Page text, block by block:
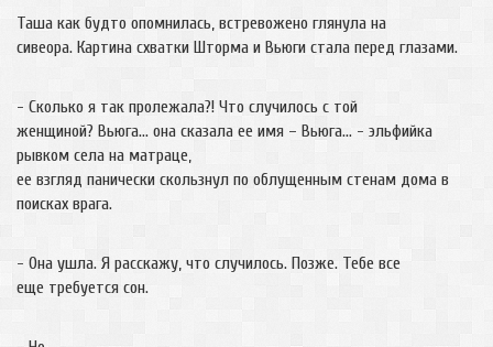
Таша как будто опомнилась, встревожено глянула на
сивеора. Картина схватки Шторма и Вьюги стала перед глазами.
- Сколько я так пролежала?! Что случилось с той
женщиной? Вьюга… она сказала ее имя – Вьюга… - эльфийка
рывком села на матраце,
ее взгляд панически скользнул по облущенным стенам дома в
поисках врага.
- Она ушла. Я расскажу, что случилось. Позже. Тебе все
еще требуется сон.